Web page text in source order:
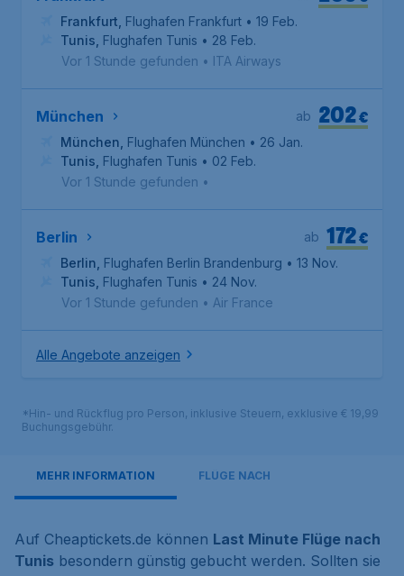
Frankfurt Flughafen Frankfurt • 19 Feb.
Tunis Flughafen Tunis • 28 Feb.
Vor 1 Stunde gefunden • ITA Airways
München €
202
ab
München Flughafen München • 26 Jan.
Tunis Flughafen Tunis • 02 Feb.
Vor 1 Stunde gefunden •
Berlin €
172
ab
Berlin Flughafen Berlin Brandenburg • 13 Nov.
Tunis Flughafen Tunis • 24 Nov.
Vor 1 Stunde gefunden • Air France
Alle Angebote anzeigen
*Hin- und Rückflug pro Person, inklusive Steuern, exklusive € 19,99
Buchungsgebühr.
MEHR INFORMATION FLÜGE NACH
Auf Cheaptickets.de können Last Minute Flüge nach
Tunis besondern günstig gebucht werden. Sollten sie